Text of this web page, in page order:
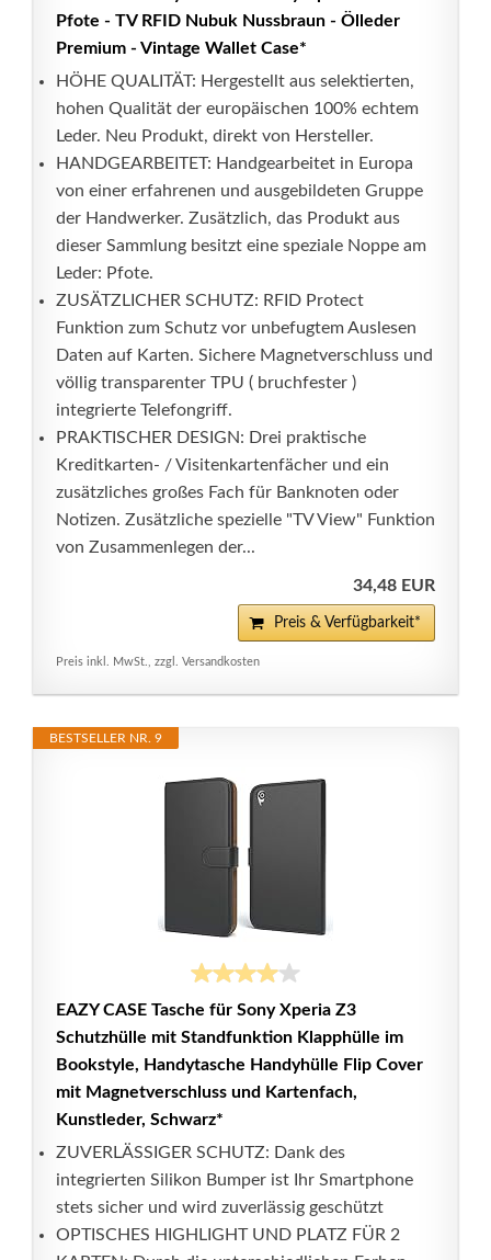
Pfote - TV RFID Nubuk Nussbraun - Ölleder
Premium - Vintage Wallet Case*
HÖHE QUALITÄT: Hergestellt aus selektierten,
hohen Qualität der europäischen 100% echtem
Leder. Neu Produkt, direkt von Hersteller.
HANDGEARBEITET: Handgearbeitet in Europa
von einer erfahrenen und ausgebildeten Gruppe
der Handwerker. Zusätzlich, das Produkt aus
dieser Sammlung besitzt eine speziale Noppe am
Leder: Pfote.
ZUSÄTZLICHER SCHUTZ: RFID Protect
Funktion zum Schutz vor unbefugtem Auslesen
Daten auf Karten. Sichere Magnetverschluss und
völlig transparenter TPU ( bruchfester )
integrierte Telefongriff.
PRAKTISCHER DESIGN: Drei praktische
Kreditkarten- / Visitenkartenfächer und ein
zusätzliches großes Fach für Banknoten oder
Notizen. Zusätzliche spezielle "TV View" Funktion
von Zusammenlegen der...
34,48 EUR
Preis & Verfügbarkeit*
Preis inkl. MwSt., zzgl. Versandkosten
BESTSELLER NR. 9
EAZY CASE Tasche für Sony Xperia Z3
Schutzhülle mit Standfunktion Klapphülle im
Bookstyle, Handytasche Handyhülle Flip Cover
mit Magnetverschluss und Kartenfach,
Kunstleder, Schwarz*
ZUVERLÄSSIGER SCHUTZ: Dank des
integrierten Silikon Bumper ist Ihr Smartphone
stets sicher und wird zuverlässig geschützt
OPTISCHES HIGHLIGHT UND PLATZ FÜR 2